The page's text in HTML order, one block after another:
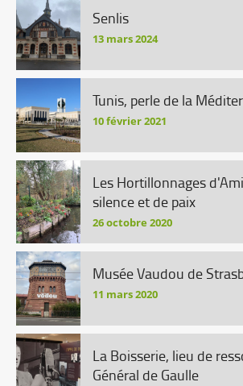
Senlis
13 mars 2024
Tunis, perle de la
10 février 2021
Les Hortillonnages
silence et de paix
26 octobre 2020
Musée Vaudou de
11 mars 2020
La Boisserie, lieu de
Général de Gaulle